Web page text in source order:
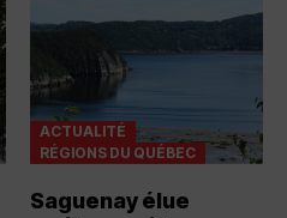
ACTUALITÉ
RÉGIONS DU QUÉBEC
Saguenay élue